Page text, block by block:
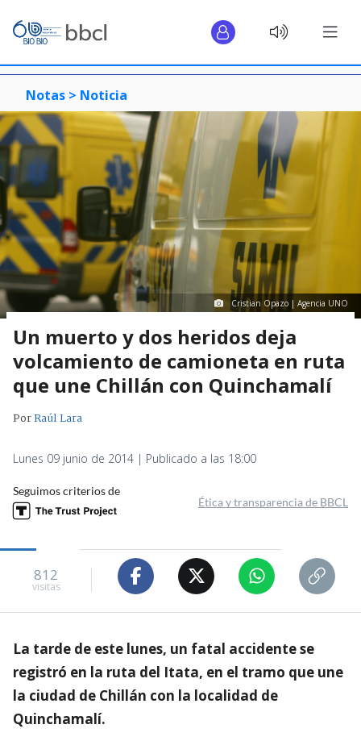
Notas > Noticia
Cristian Opazo | Agencia UNO
Un muerto y dos heridos deja
volcamiento de camioneta en ruta
que une Chillán con Quinchamalí
PorRaúl Lara
Lunes 09 junio de 2014 | Publicado a las 18:00
Seguimos criterios de
Ética y transparencia de BBCL
812
visitas
La tarde de este lunes, un fatal accidente se
registró en la ruta del Itata, en el tramo que une
la ciudad de Chillán con la localidad de
Quinchamalí.